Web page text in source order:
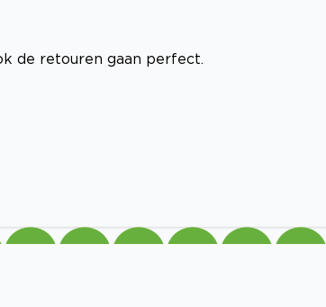
de retouren gaan perfect.